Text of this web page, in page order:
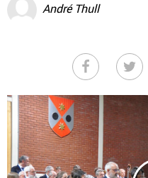
André Thull